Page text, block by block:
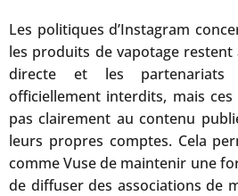
Les politiques d’Instagram
les produits de vapotage
directe et les
officiellement interdits, mais ces
pas clairement au contenu
leurs propres comptes. Cela
comme Vuse de maintenir une
de diffuser des associations de